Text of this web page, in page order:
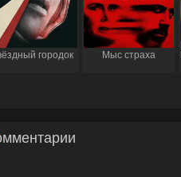
городок Мыс страха